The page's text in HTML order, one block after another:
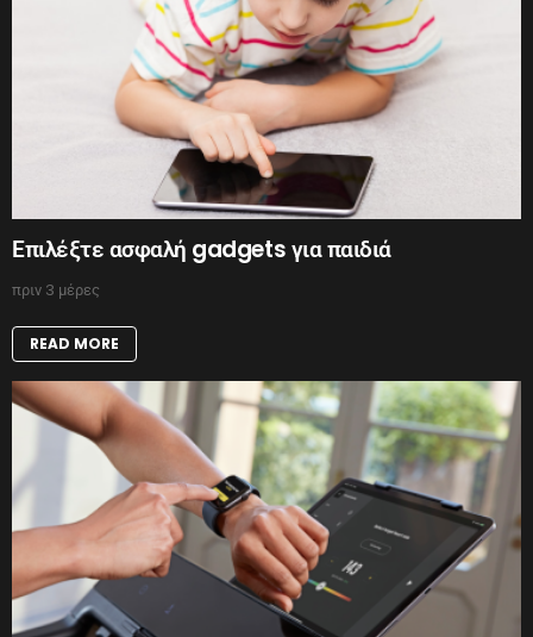
Επιλέξτε ασφαλή gadgets για παιδιά
πριν 3 μέρες
READ MORE